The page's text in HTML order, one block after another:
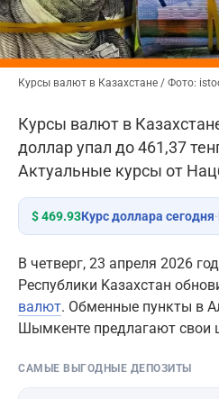
Курсы валют в Казахстане / Фото:
Курсы валют в
доллар упал до 461,37
Актуальные курсы от
$ 469.93Курс доллара сегодня·
В четверг, 23 апреля 2026
Республики Kaзахстан
валют. Обменные пункты в
Шымкенте предлагают свои
САМЫЕ ВЫГОДНЫЕ ДЕПОЗИТЫ